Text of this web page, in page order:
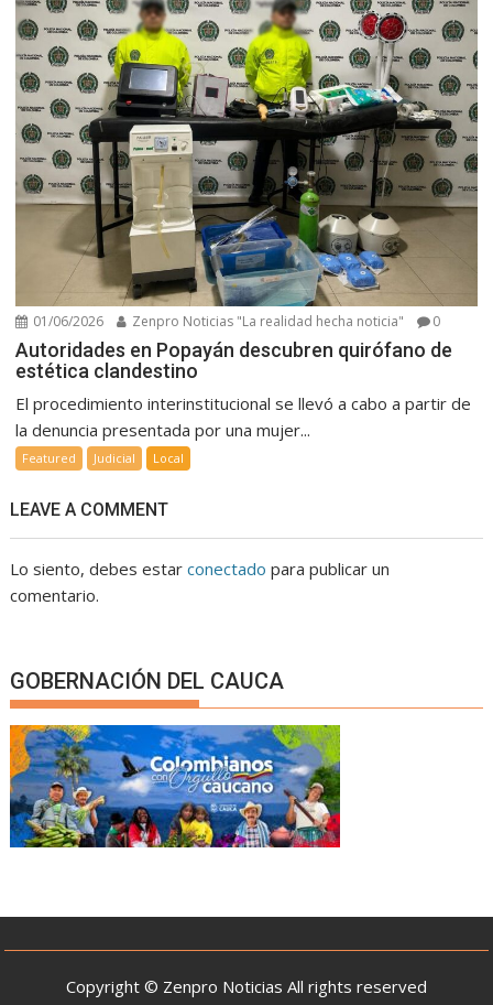
01/06/2026 Zenpro Noticias "La realidad hecha noticia" 0
Autoridades en Popayán descubren quirófano de
estética clandestino
El procedimiento interinstitucional se llevó a cabo a partir de
la denuncia presentada por una mujer...
Featured Judicial Local
LEAVE A COMMENT
Lo siento, debes estarconectado para publicar un
comentario.
GOBERNACIÓN DEL CAUCA
Copyright © Zenpro Noticias All rights reserved